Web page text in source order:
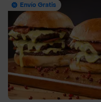
Envío Gratis